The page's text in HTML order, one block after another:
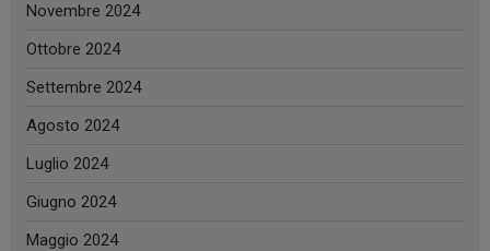
Novembre 2024
Ottobre 2024
Settembre 2024
Agosto 2024
Luglio 2024
Giugno 2024
Maggio 2024